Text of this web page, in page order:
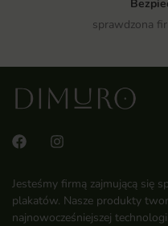
sprawdzona
Jesteśmy firmą zajmującą się
plakatów. Nasze produkty
najnowocześniejszej